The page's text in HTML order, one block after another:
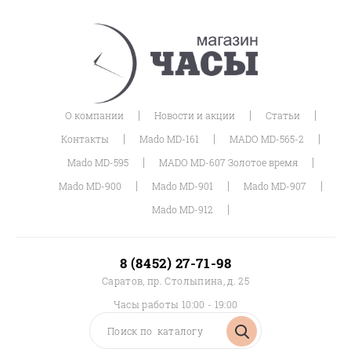
О компании | Новости и акции | Статьи |
Контакты | Mado MD-161 | MADO MD-565-2 |
Mado MD-595 | MADO MD-607 Золотое время |
Mado MD-900 | Mado MD-901 | Mado MD-907 |
Mado MD-912 |
8 (8452) 27-71-98
Саратов, пр. Столыпина, д. 25
Часы работы 10:00 - 19:00